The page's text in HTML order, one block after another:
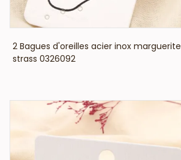
VOIR LE PRIX
2 Bagues d'oreilles acier inox marguerite
strass 0326092